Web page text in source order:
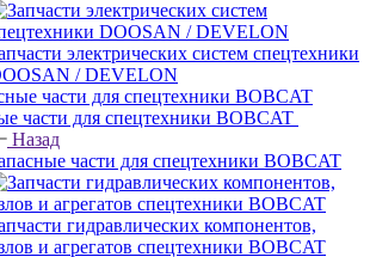
электрических систем спецтехники
/ DEVELON
части для спецтехники BOBCAT
Назад
части для спецтехники BOBCAT
гидравлических компонентов,
и агрегатов спецтехники BOBCAT